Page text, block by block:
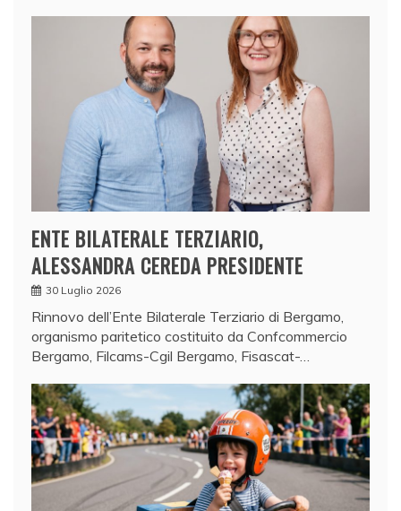
ENTE BILATERALE TERZIARIO,
ALESSANDRA CEREDA PRESIDENTE
30 Luglio 2026
Rinnovo dell’Ente Bilaterale Terziario di Bergamo,
organismo paritetico costituito da Confcommercio
Bergamo, Filcams-Cgil Bergamo, Fisascat-…